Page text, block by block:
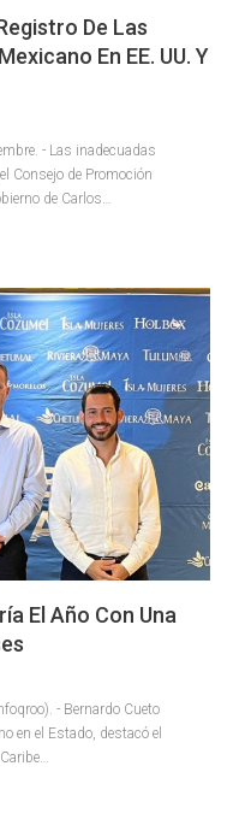
De Las
En EE. UU. Y
- Las inadecuadas
Consejo de Promoción
de Carlos
El Año Con Una
- Bernardo Cueto
en el Estado, destacó el